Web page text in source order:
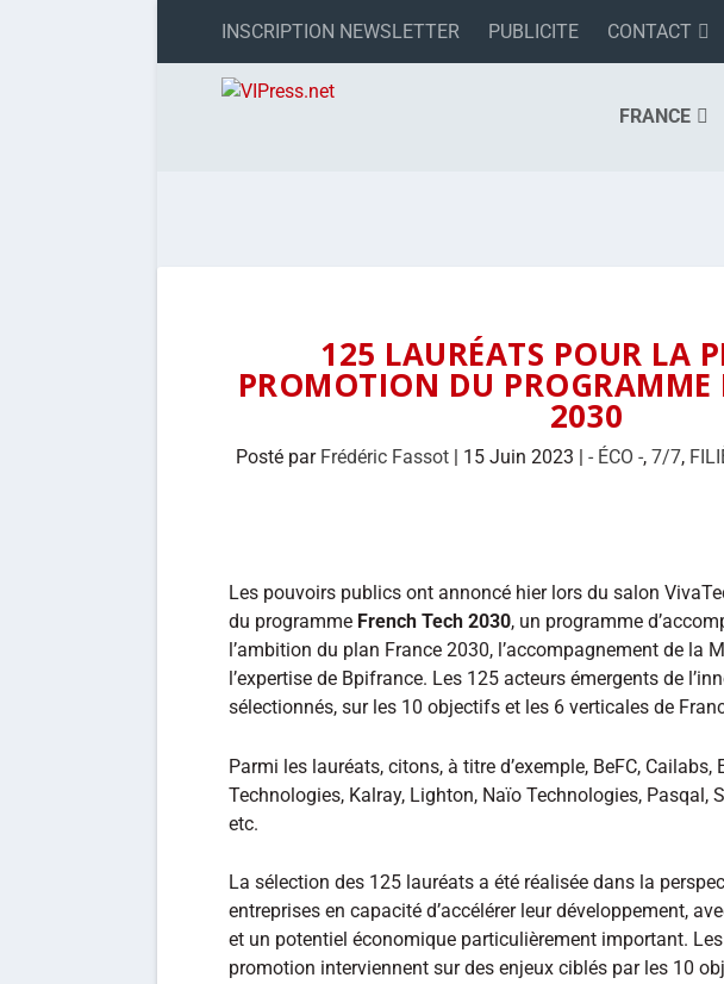
INSCRIPTION NEWSLETTER PUBLICITE CONTACT
FRANCE
125 LAURÉATS POUR LA
PROMOTION DU PROGRAMME
2030
Posté par Frédéric Fassot| 15 Juin 2023 | - ÉCO -, 7/7,
Les pouvoirs publics ont annoncé hier lors du salon
du programme French Tech 2030, un programme
l’ambition du plan France 2030, l’accompagnement de la
l’expertise de Bpifrance. Les 125 acteurs émergents de
sélectionnés, sur les 10 objectifs et les 6 verticales de
Parmi les lauréats, citons, à titre d’exemple, BeFC, Cailabs,
Technologies, Kalray, Lighton, Naïo Technologies, Pasqal,
etc.
La sélection des 125 lauréats a été réalisée dans la
entreprises en capacité d’accélérer leur développement,
et un potentiel économique particulièrement important.
promotion interviennent sur des enjeux ciblés par les 10